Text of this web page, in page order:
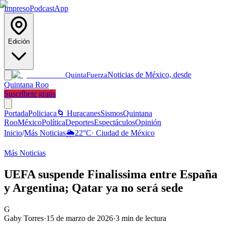
ImpresoPodcastApp
Edición
QuintaFuerzaNoticias de México, desde
Quintana Roo
Suscríbete gratis
PortadaPoliciaca 🌀 HuracanesSismosQuintana
RooMéxicoPolíticaDeportesEspectáculosOpinión
Inicio/Más Noticias🌦️22°C· Ciudad de México
Más Noticias
UEFA suspende Finalissima entre España
y Argentina; Qatar ya no será sede
G
Gaby Torres·15 de marzo de 2026·3 min de lectura